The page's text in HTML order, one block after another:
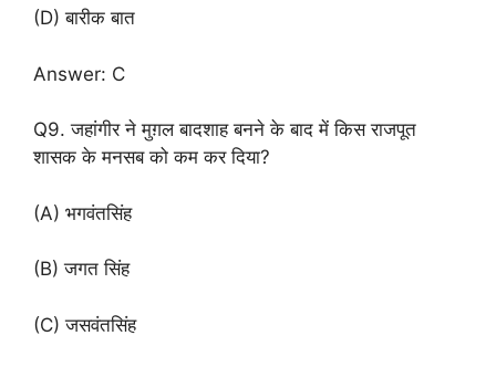
(D) बारीक बात
Answer: C
Q9. जहांगीर ने मुग़ल बादशाह बनने के बाद में किस राजपूत
शासक के मनसब को कम कर दिया?
(A) भगवंतसिंह
(B) जगत सिंह
(C) जसवंतसिंह